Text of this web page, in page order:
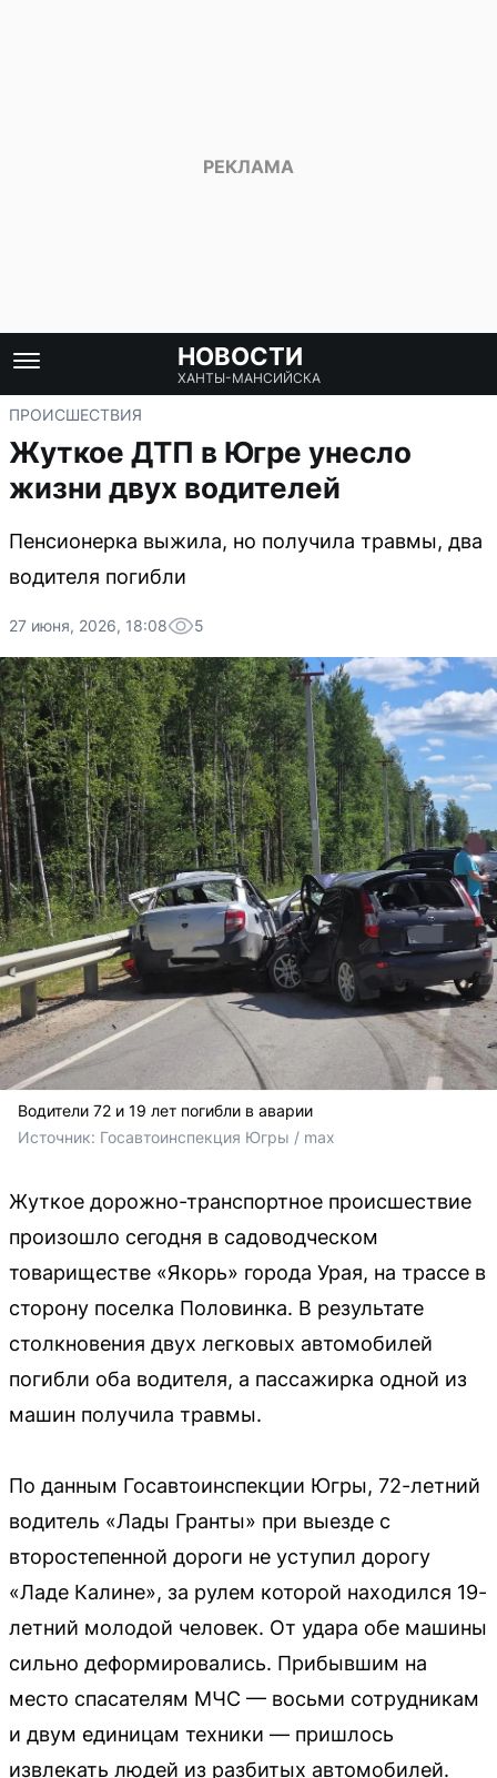
НОВОСТИ
ХАНТЫ-МАНСИЙСКА
ПРОИСШЕСТВИЯ
Жуткое ДТП в Югре унесло
жизни двух водителей
Пенсионерка выжила, но получила травмы, два
водителя погибли
27 июня, 2026, 18:08 5
Водители 72 и 19 лет погибли в аварии
Источник: Госавтоинспекция Югры / max
Жуткое дорожно-транспортное происшествие
произошло сегодня в садоводческом
товариществе «Якорь» города Урая, на трассе в
сторону поселка Половинка. В результате
столкновения двух легковых автомобилей
погибли оба водителя, а пассажирка одной из
машин получила травмы.
По данным Госавтоинспекции Югры, 72-летний
водитель «Лады Гранты» при выезде с
второстепенной дороги не уступил дорогу
«Ладе Калине», за рулем которой находился 19-
летний молодой человек. От удара обе машины
сильно деформировались. Прибывшим на
место спасателям МЧС — восьми сотрудникам
и двум единицам техники — пришлось
извлекать людей из разбитых автомобилей.